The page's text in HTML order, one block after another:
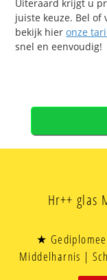
Uiteraard krijgt u
juiste keuze. Bel
bekijk hieronze
snel en eenvoudig!
Hr++ glas
★
Middelharnis |